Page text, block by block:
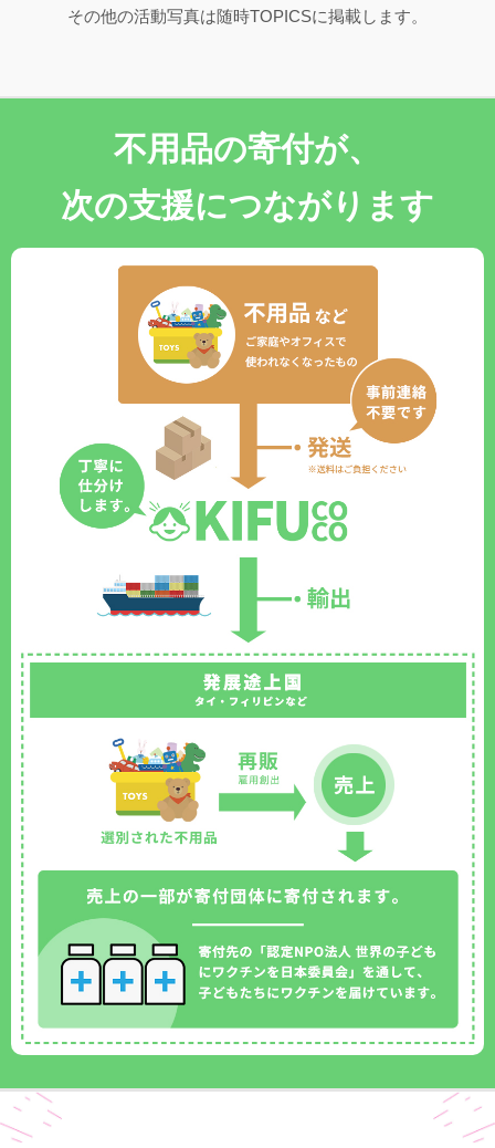
その他の活動写真は随時TOPICSに掲載します。
不用品の寄付が、
次の支援につながります